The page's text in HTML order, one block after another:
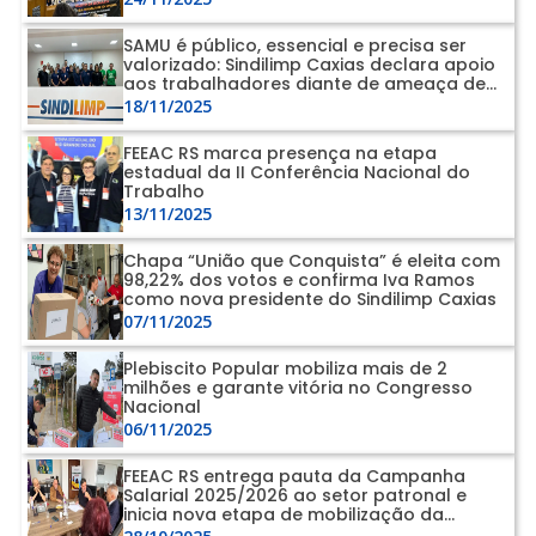
SAMU é público, essencial e precisa ser
valorizado: Sindilimp Caxias declara apoio
aos trabalhadores diante de ameaça de
precarização
18/11/2025
FEEAC RS marca presença na etapa
estadual da II Conferência Nacional do
Trabalho
13/11/2025
Chapa “União que Conquista” é eleita com
98,22% dos votos e confirma Iva Ramos
como nova presidente do Sindilimp Caxias
07/11/2025
Plebiscito Popular mobiliza mais de 2
milhões e garante vitória no Congresso
Nacional
06/11/2025
FEEAC RS entrega pauta da Campanha
Salarial 2025/2026 ao setor patronal e
inicia nova etapa de mobilização da